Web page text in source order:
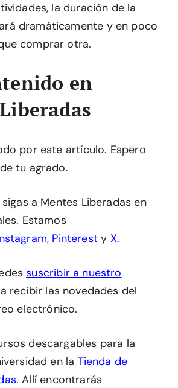
la duración de la
dramáticamente y en poco
comprar otra.
en
por este artículo. Espero
tu agrado.
a Mentes Liberadas en
Estamos
, Pinteresty X.
suscribir a nuestro
recibir las novedades del
electrónico.
descargables para la
en la Tienda de
. Allí encontrarás